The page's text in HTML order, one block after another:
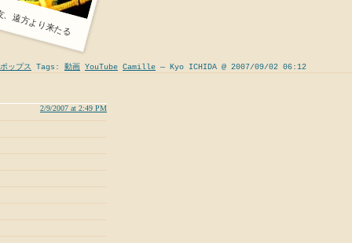
遠方より来たる
ップス Tags: 動画 YouTube Camille — Kyo ICHIDA @ 2007/09/02 06:12
2/9/2007 at 2:49 PM